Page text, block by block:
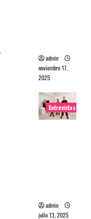
admin
noviembre 17,
2025
Entrevistas
admin
julio 13, 2025